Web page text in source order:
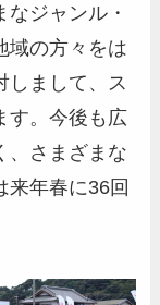
ジャンル・
域の方々をは
しまして、ス
す。今後も広
、さまざまな
来年春に36回